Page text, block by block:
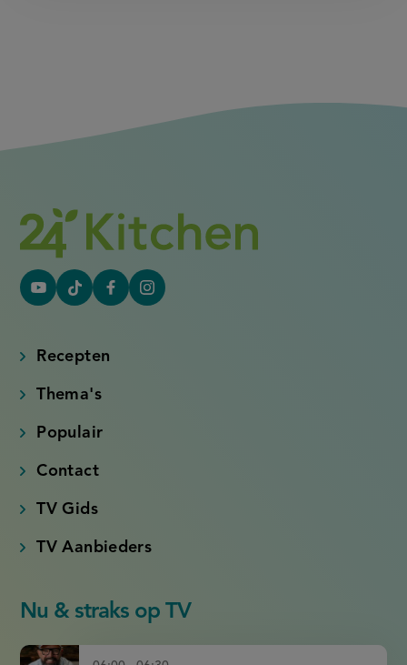
YouTube
link)
Tiktok
link)
FacebookInstagram
Recepten
Thema's
Populair
Contact
TV Gids
TV Aanbieders
Nu & straks op TV